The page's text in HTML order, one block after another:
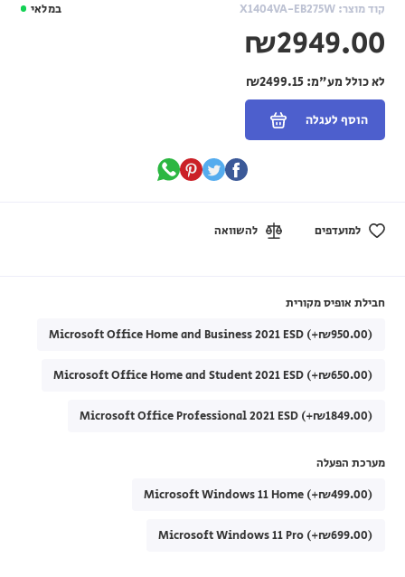
במלאי קוד מוצר: X1404VA-EB275W
₪2949.00
לא כולל מע"מ:₪2499.15
הוסף לעגלה
למועדפים להשוואה
חבילת אופיס מקורית
Microsoft Office Home and Business 2021 ESD (+₪950.00)
Microsoft Office Home and Student 2021 ESD (+₪650.00)
Microsoft Office Professional 2021 ESD (+₪1849.00)
מערכת הפעלה
Microsoft Windows 11 Home (+₪499.00)
Microsoft Windows 11 Pro (+₪699.00)